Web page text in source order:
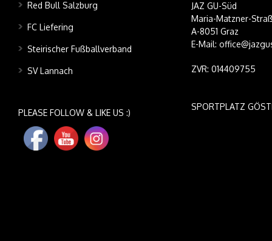
Red Bull Salzburg
FC Liefering
Steirischer Fußballverband
SV Lannach
PLEASE FOLLOW & LIKE US :)
JAZ GU-Süd
Maria-Matzner-
A-8051 Graz
E-Mail:
ZVR: 014409755
SPORTPLATZ